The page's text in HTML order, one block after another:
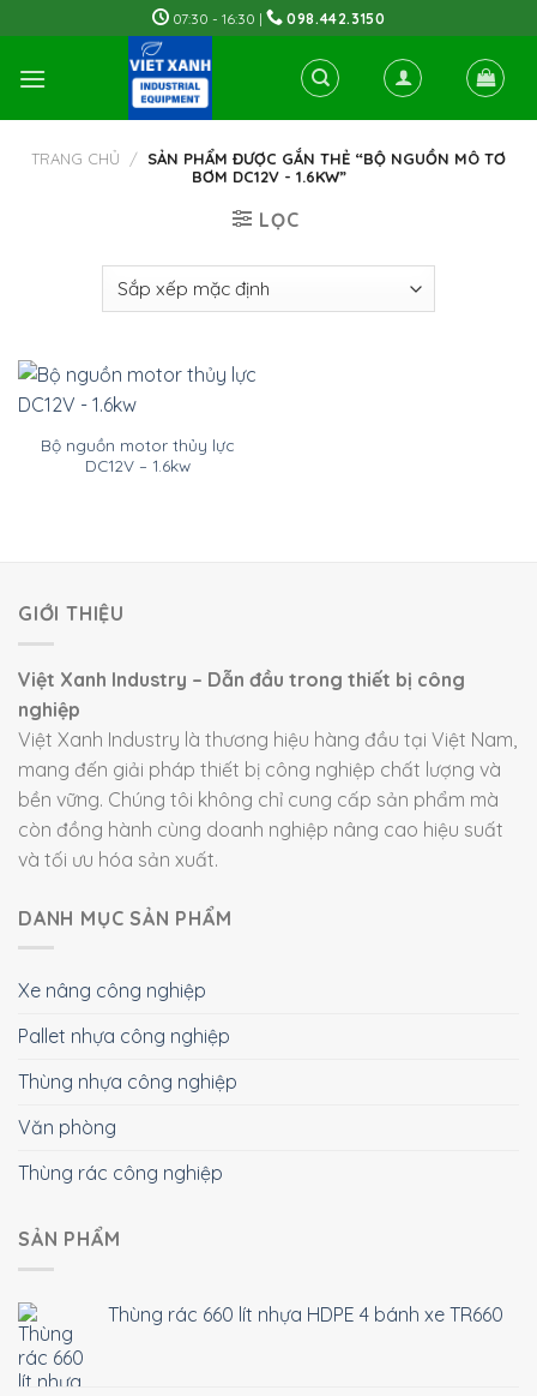
to
content
07:30 - 16:30 | 098.442.3150
TRANG CHỦ / SẢN PHẨM ĐƯỢC GẮN THẺ “BỘ NGUỒN MÔ TƠ
BƠM DC12V - 1.6KW”
LỌC
Bộ nguồn motor thủy lực
DC12V – 1.6kw
GIỚI THIỆU
Việt Xanh Industry – Dẫn đầu trong thiết bị công
nghiệp
Việt Xanh Industry là thương hiệu hàng đầu tại Việt Nam,
mang đến giải pháp thiết bị công nghiệp chất lượng và
bền vững. Chúng tôi không chỉ cung cấp sản phẩm mà
còn đồng hành cùng doanh nghiệp nâng cao hiệu suất
và tối ưu hóa sản xuất.
DANH MỤC SẢN PHẨM
Xe nâng công nghiệp
Pallet nhựa công nghiệp
Thùng nhựa công nghiệp
Văn phòng
Thùng rác công nghiệp
SẢN PHẨM
Thùng rác 660 lít nhựa HDPE 4 bánh xe TR660